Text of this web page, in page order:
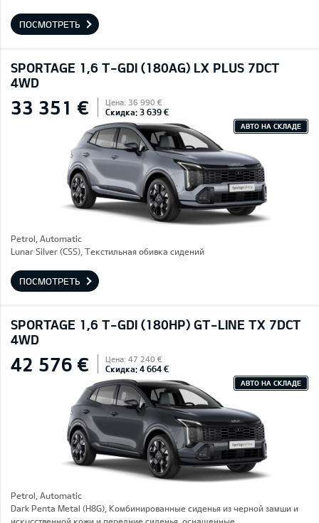
ПОСМОТРЕТЬ
SPORTAGE 1,6 T-GDI (180AG) LX PLUS 7DCT
4WD
33 351 € Цена: 36 990 €
Скидка: 3 639 €
АВТО НА СКЛАДЕ
Petrol, Automatic
Lunar Silver (CSS), Текстильная обивка сидений
ПОСМОТРЕТЬ
SPORTAGE 1,6 T-GDI (180HP) GT-LINE TX 7DCT
4WD
42 576 € Цена: 47 240 €
Скидка: 4 664 €
АВТО НА СКЛАДЕ
Petrol, Automatic
Dark Penta Metal (H8G), Комбинированные сиденья из черной замши и
искусственной кожи и передние сиденья, оснащенные